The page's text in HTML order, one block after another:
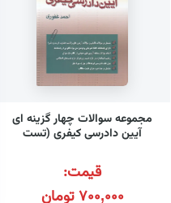
مجموعه سوالات چهار گزینه ای
آیین دادرسی کیفری (تست
قیمت:
700,000تومان